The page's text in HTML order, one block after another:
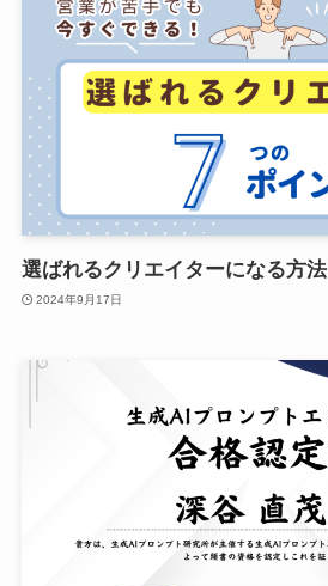
選ばれるクリエイターになる方法
2024年9月17日